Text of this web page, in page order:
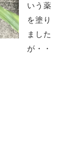
いう薬
を塗り
ました
が・・